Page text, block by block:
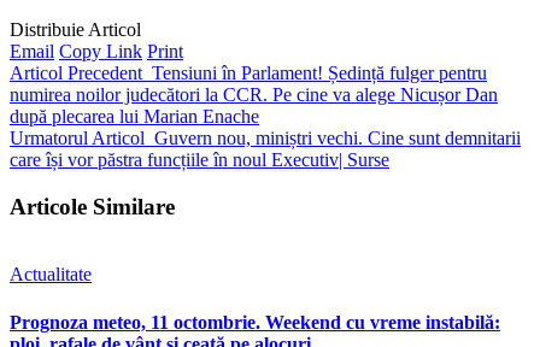
Distribuie Articol
Email Copy Link Print
Articol Precedent Tensiuni în Parlament! Ședință fulger pentru
numirea noilor judecători la CCR. Pe cine va alege Nicușor Dan
după plecarea lui Marian Enache
Urmatorul Articol Guvern nou, miniștri vechi. Cine sunt demnitarii
care își vor păstra funcțiile în noul Executiv| Surse
Articole Similare
Actualitate
Prognoza meteo, 11 octombrie. Weekend cu vreme instabilă: